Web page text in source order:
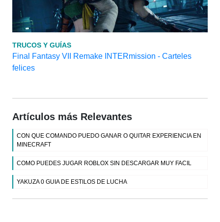
TRUCOS Y GUÍAS
Final Fantasy VII Remake INTERmission - Carteles
felices
Artículos más Relevantes
CON QUE COMANDO PUEDO GANAR O QUITAR EXPERIENCIA EN
MINECRAFT
COMO PUEDES JUGAR ROBLOX SIN DESCARGAR MUY FACIL
YAKUZA 0 GUIA DE ESTILOS DE LUCHA